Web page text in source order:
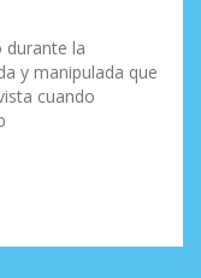
la
y manipulada que
cuando